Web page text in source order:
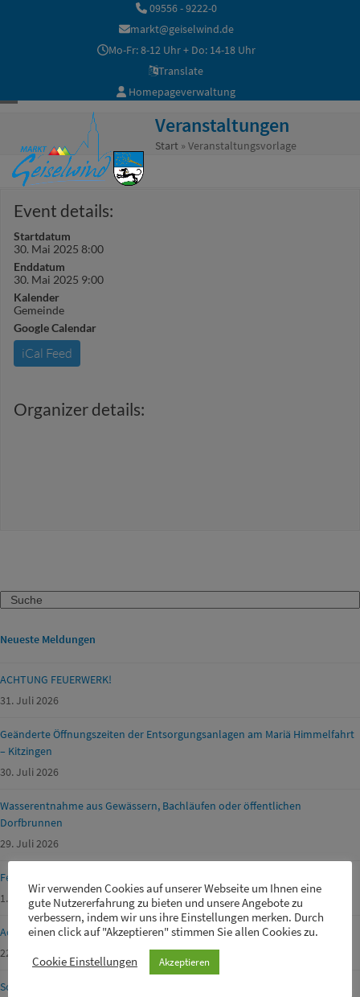
09556 - 9222-0
markt@geiselwind.de
Mo-Fr: 8-12 Uhr + Do: 14-18 Uhr
Translate
Homepageverwaltung
mobile
menu
mobile
menu
Veranstaltungen
Start»Veranstaltungsvorlage
Event details:
Startdatum
30. Mai 2025 8:00
Enddatum
30. Mai 2025 9:00
Kalender
Gemeinde
Google Calendar
iCal Feed
Organizer details:
Search
Neueste Meldungen
ACHTUNG FEUERWERK!
31. Juli 2026
Geänderte Öffnungszeiten der Entsorgungsanlagen am Mariä Himmelfahrt
– Kitzingen
30. Juli 2026
Wasserentnahme aus Gewässern, Bachläufen oder öffentlichen
Dorfbrunnen
29. Juli 2026
Ferienprogramm Geiselwind 2026
1. Juli 2026
Achtung Waldbrandgefahr!
22. Juni 2026
Schülerbetreuer m/w/d für unsere Drei-Franken-Grundschule gesucht
Wir verwenden Cookies auf unserer Webseite um Ihnen eine
gute Nutzererfahrung zu bieten und unsere Angebote zu
verbessern, indem wir uns ihre Einstellungen merken. Durch
einen click auf "Akzeptieren" stimmen Sie allen Cookies zu.
Cookie Einstellungen Akzeptieren